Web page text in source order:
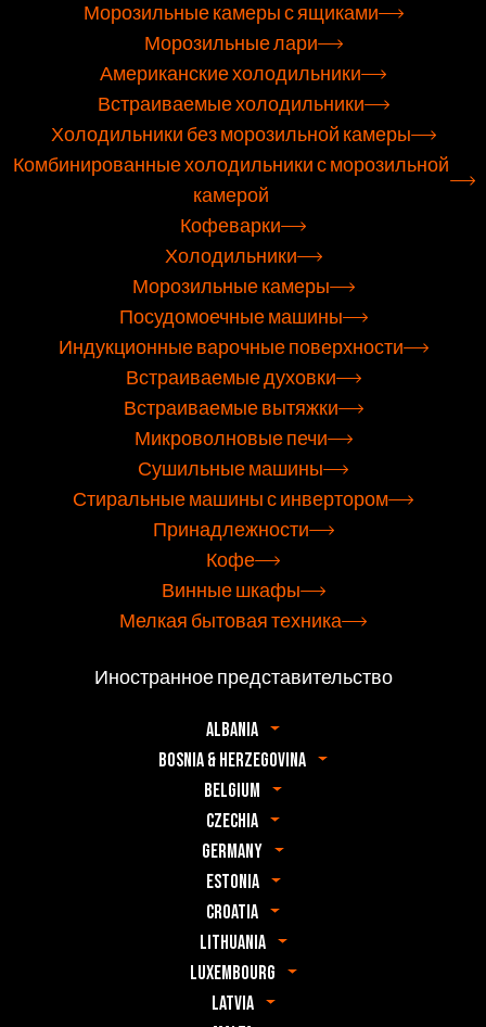
Морозильные камеры с ящиками
Морозильные лари
Американские холодильники
Встраиваемые холодильники
Холодильники без морозильной камеры
Комбинированные холодильники с морозильной
камерой
Кофеварки
Холодильники
Морозильные камеры
Посудомоечные машины
Индукционные варочные поверхности
Встраиваемые духовки
Встраиваемые вытяжки
Микроволновые печи
Сушильные машины
Стиральные машины с инвертором
Принадлежности
Кофе
Винные шкафы
Мелкая бытовая техника
Иностранное представительство
Albania
Bosnia & Herzegovina
Belgium
Czechia
Germany
Estonia
Croatia
Lithuania
Luxembourg
Latvia